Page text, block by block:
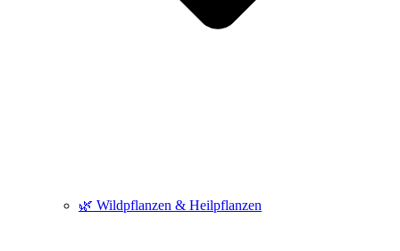
🌿 Wildpflanzen & Heilpflanzen